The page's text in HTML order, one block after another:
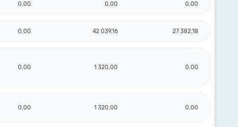
0,00 0,00 0,00
0,00 42 039,16 27 382,18
0,00 1 320,00 0,00
0,00 1 320,00 0,00